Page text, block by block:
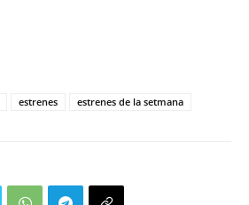
estrenes estrenes de la setmana